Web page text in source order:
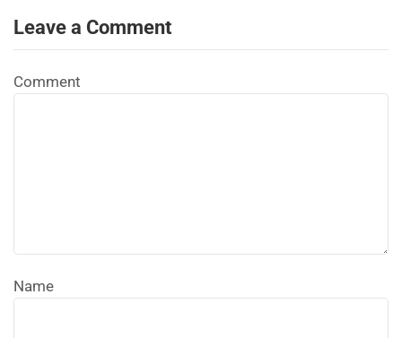
Leave a Comment
Comment
Name